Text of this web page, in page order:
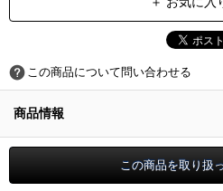
この商品について問い合わせる
商品情報